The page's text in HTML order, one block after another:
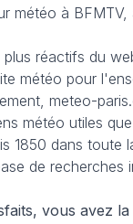
météo à
réactifs du
météo pour
meteo-
météo utiles
1850 dans toute
de
vous avez